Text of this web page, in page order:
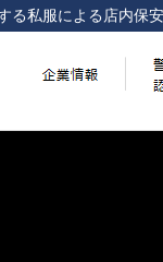
る私服による店内保